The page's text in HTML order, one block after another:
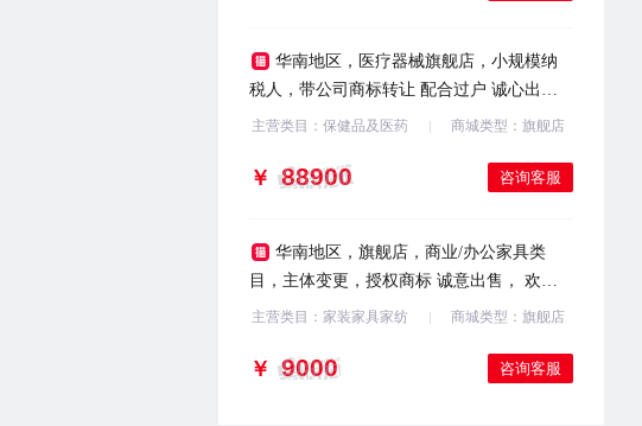
华南地区，医疗器械旗舰店，小规模纳
税人，带公司商标转让 配合过户 诚心出售
欢迎咨询
主营类目：保健品及医药 商城类型：旗舰店
￥ 咨询客服
华南地区，旗舰店，商业/办公家具类
目，主体变更，授权商标 诚意出售， 欢迎
咨询
主营类目：家装家具家纺 商城类型：旗舰店
￥ 咨询客服